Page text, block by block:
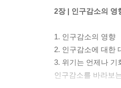
2장 | 인구감소의 영
1. 인구감소의 영향
2. 인구감소에 대한
3. 위기는 언제나 기
인구감소를 바라보